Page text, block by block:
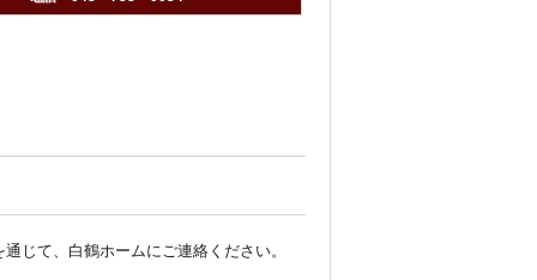
じて、白鶴ホームにご連絡ください。